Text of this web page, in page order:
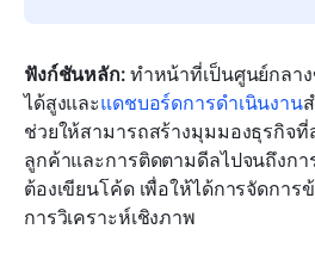
ฟังก์ชันหลัก: ทำหน้าที่เป็นศูนย์กลา
ได้สูงและแดชบอร์ดการดำเนินงาน
ช่วยให้สามารถสร้างมุมมองธุรกิจ
ลูกค้าและการติดตามดีลไปจนถึงก
ต้องเขียนโค้ด เพื่อให้ได้การจัดกา
การวิเคราะห์เชิงภาพ